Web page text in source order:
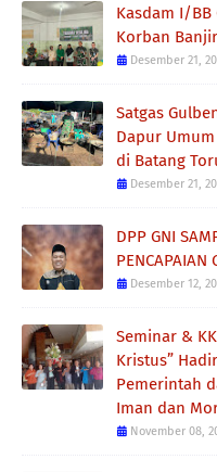
Kasdam I/BB
Korban
Desember 21,
Satgas
Dapur
di Batang
Desember 21,
DPP GNI
PENCAPAIAN
Desember 12,
Seminar &
Kristus”
Pemerintah
Iman dan
November 08,